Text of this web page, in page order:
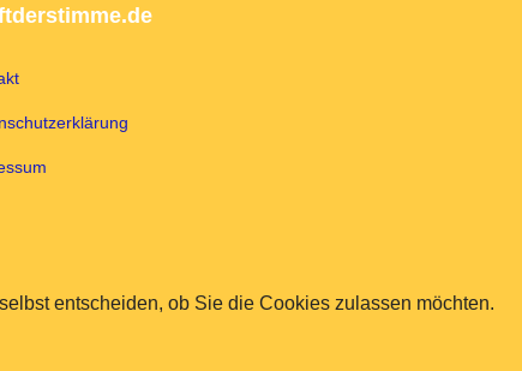
entscheiden, ob Sie die Cookies zulassen möchten.